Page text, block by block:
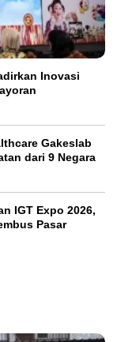
Inovasi
Gakeslab
dari 9 Negara
IGT Expo 2026,
Pasar